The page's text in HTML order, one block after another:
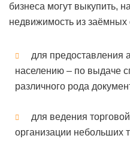
бизнеса могут выкупить,
недвижимость из заёмных
для предоставления
населению – по выдаче
различного рода
для ведения
организации небольших